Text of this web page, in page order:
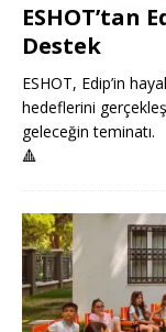
ESHOT’tan
Destek
ESHOT, Edip’in
hedeflerini
geleceğin teminatı.
🔺